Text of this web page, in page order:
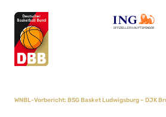
OFFIZIELLER HAUPTSPONSOR
WNBL-Vorbericht: BSG Basket Ludwigsburg – DJK